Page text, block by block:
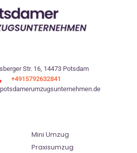
Str. 16, 14473 Potsdam
+4915792632841
Mini Umzug
Praxisumzug